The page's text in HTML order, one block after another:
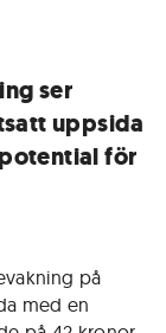
ser
uppsida
för
på
med en